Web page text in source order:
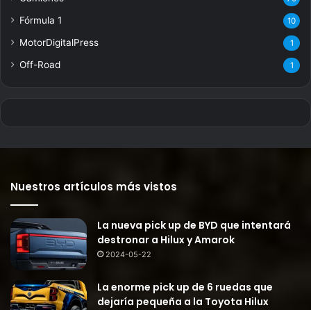
Fórmula 1 10
MotorDigitalPress 1
Off-Road 1
Nuestros artículos más vistos
La nueva pick up de BYD que intentará
destronar a Hilux y Amarok
2024-05-22
La enorme pick up de 6 ruedas que
dejaría pequeña a la Toyota Hilux